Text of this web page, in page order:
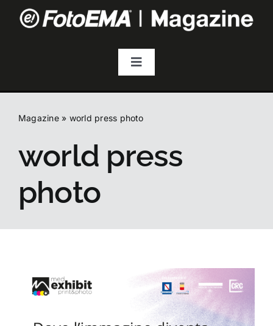
Toggle
Fotografia
La foto del mese
Magazine» world press photo
world press
photo